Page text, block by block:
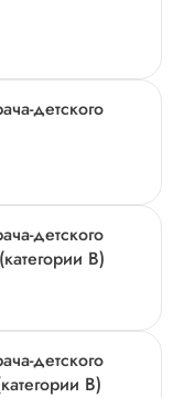
детского
детского
В)
детского
В)